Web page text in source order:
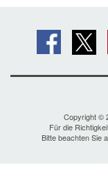
Copyright ©
Für die
Bitte beachten Sie